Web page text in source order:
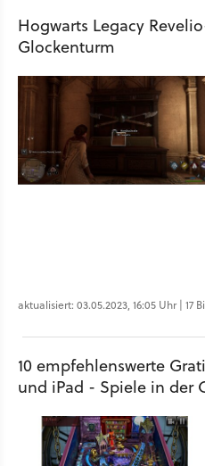
Hogwarts Legacy
Glockenturm
aktualisiert: 03.05.2023, 16:05 Uhr | 17
10 empfehlenswerte
und iPad - Spiele in der